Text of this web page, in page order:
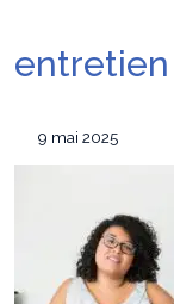
12 juin 2026
conférencier
16 juillet 2026
pour la
entretien
9 mai 2025